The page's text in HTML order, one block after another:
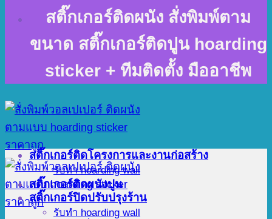
สติ๊กเกอร์ติดผนัง สั่งพิมพ์ตาม
ขนาด สติ๊กเกอร์ติดปูน hoarding
sticker + ทีมติดตั้ง มืออาชีพ
สติ๊กเกอร์ติดโครงการและงานก่อสร้าง
รับทำ hoarding wall
สติ๊กเกอร์ติดผนังปูน
สติ๊กเกอร์ปิดปรับปรุงร้าน
รับทำ hoarding wall